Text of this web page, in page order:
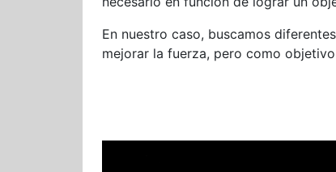
En nuestro caso, buscamos
mejorar la fuerza, pero como